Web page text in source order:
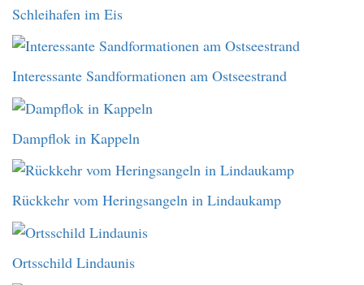
Schleihafen im Eis
Interessante Sandformationen am Ostseestrand
Dampflok in Kappeln
Rückkehr vom Heringsangeln in Lindaukamp
Ortsschild Lindaunis